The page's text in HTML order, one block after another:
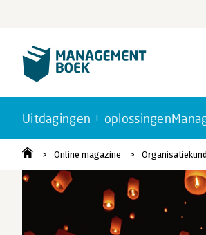
Uitdagingen + oplossingen
Online magazine